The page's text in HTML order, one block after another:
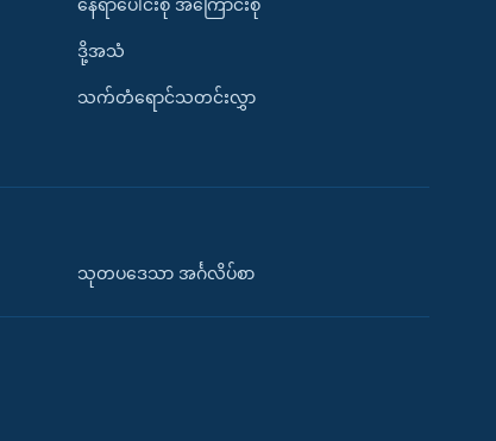
နေရာပေါင်းစုံ အကြောင်းစုံ
ဒို့အသံ
သက်တံရောင်သတင်းလွှာ
သုတပဒေသာ အင်္ဂလိပ်စာ